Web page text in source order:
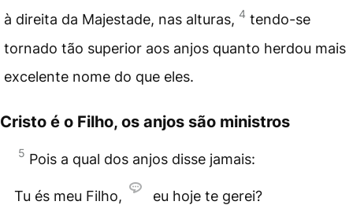
à direita da Majestade, nas alturas, 4 tendo-se
tornado tão superior aos anjos quanto herdou mais
excelente nome do que eles.
Cristo é o Filho, os anjos são ministros
5 Pois a qual dos anjos disse jamais:
Tu és meu Filho,
eu hoje te gerei?